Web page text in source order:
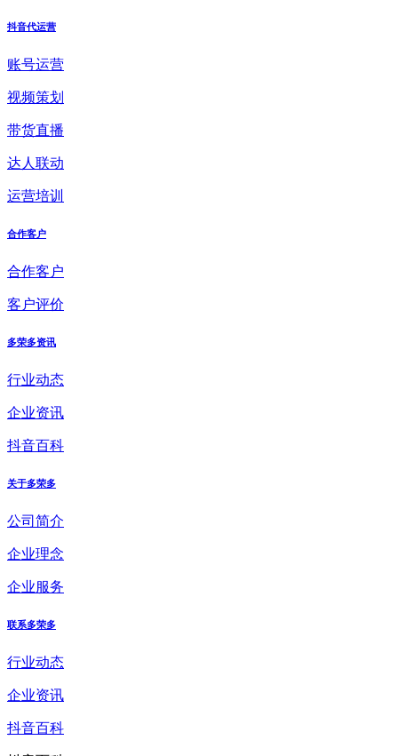
抖音代运营
账号运营
视频策划
带货直播
达人联动
运营培训
合作客户
合作客户
客户评价
多荣多资讯
行业动态
企业资讯
抖音百科
关于多荣多
公司简介
企业理念
企业服务
联系多荣多
行业动态
企业资讯
抖音百科